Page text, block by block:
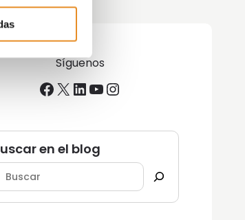
Síguenos
Facebook
X LinkedIn
YouTube
Instagram
en el blog